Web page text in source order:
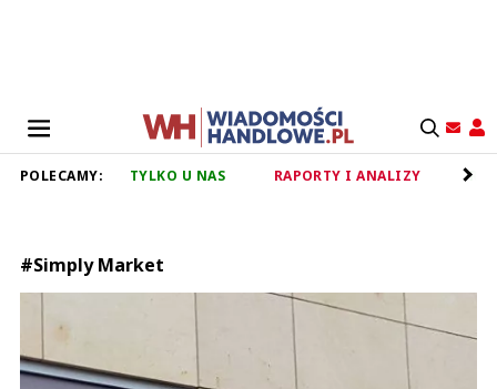
POLECAMY: TYLKO U NAS RAPORTY I ANALIZY
#Simply Market